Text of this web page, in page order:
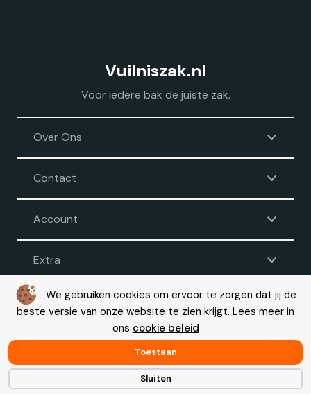
We gebruiken cookies om ervoor te zorgen dat jij de
beste versie van onze website te zien krijgt. Lees meer in
ons cookie beleid
Toestaan
Sluiten
Vuilniszak.nl
Voor iedere bak de juiste zak.
Over Ons
Contact
Account
Extra
Voorwaarden|Disclaimer| Privacy| Cookie beleid
© Copyright 2026 – Vuilniszak.nl |Webdesign by Yooker
with 💙